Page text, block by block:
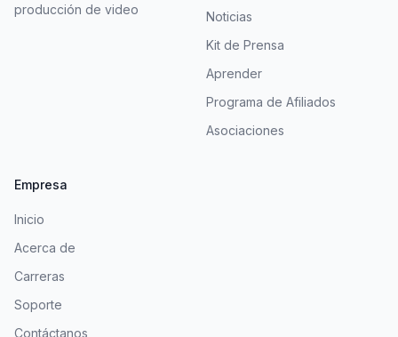
producción de video
Noticias
Kit de Prensa
Aprender
Programa de Afiliados
Asociaciones
Empresa
Inicio
Acerca de
Carreras
Soporte
Contáctanos